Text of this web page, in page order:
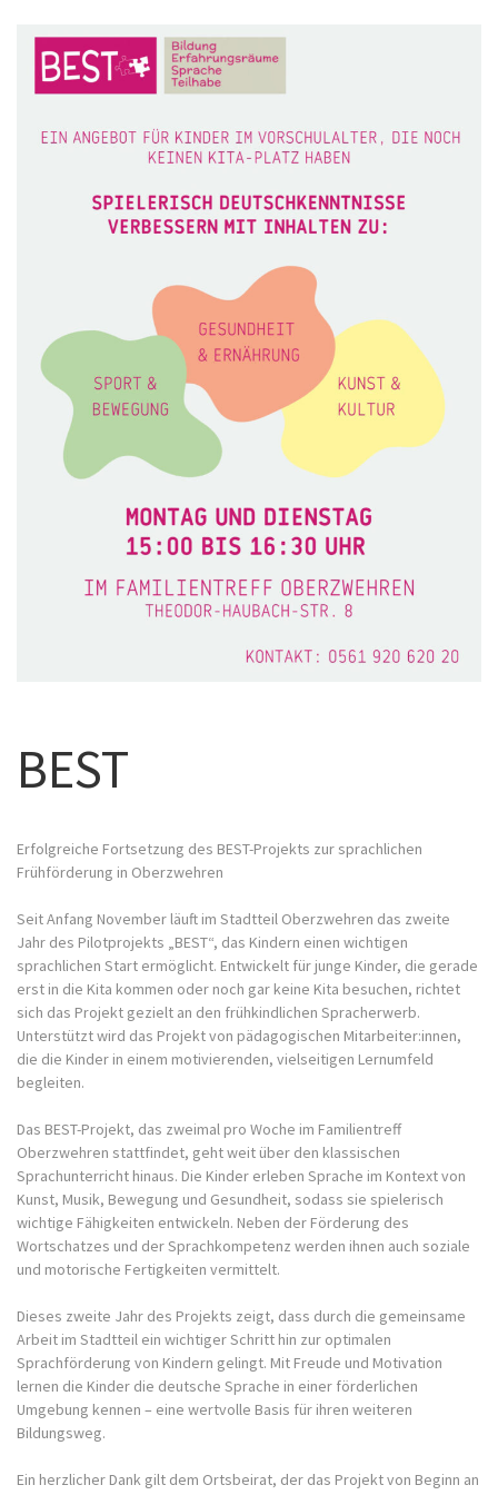
BEST
Erfolgreiche Fortsetzung des BEST-Projekts zur sprachlichen
Frühförderung in Oberzwehren
Seit Anfang November läuft im Stadtteil Oberzwehren das zweite
Jahr des Pilotprojekts „BEST“, das Kindern einen wichtigen
sprachlichen Start ermöglicht. Entwickelt für junge Kinder, die gerade
erst in die Kita kommen oder noch gar keine Kita besuchen, richtet
sich das Projekt gezielt an den frühkindlichen Spracherwerb.
Unterstützt wird das Projekt von pädagogischen Mitarbeiter:innen,
die die Kinder in einem motivierenden, vielseitigen Lernumfeld
begleiten.
Das BEST-Projekt, das zweimal pro Woche im Familientreff
Oberzwehren stattfindet, geht weit über den klassischen
Sprachunterricht hinaus. Die Kinder erleben Sprache im Kontext von
Kunst, Musik, Bewegung und Gesundheit, sodass sie spielerisch
wichtige Fähigkeiten entwickeln. Neben der Förderung des
Wortschatzes und der Sprachkompetenz werden ihnen auch soziale
und motorische Fertigkeiten vermittelt.
Dieses zweite Jahr des Projekts zeigt, dass durch die gemeinsame
Arbeit im Stadtteil ein wichtiger Schritt hin zur optimalen
Sprachförderung von Kindern gelingt. Mit Freude und Motivation
lernen die Kinder die deutsche Sprache in einer förderlichen
Umgebung kennen – eine wertvolle Basis für ihren weiteren
Bildungsweg.
Ein herzlicher Dank gilt dem Ortsbeirat, der das Projekt von Beginn an